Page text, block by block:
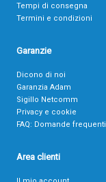
Tempi di consegna
Termini e condizioni
Garanzie
Dicono di noi
Garanzia Adam
Sigillo Netcomm
Privacy e cookie
FAQ: Domande frequenti
Area clienti